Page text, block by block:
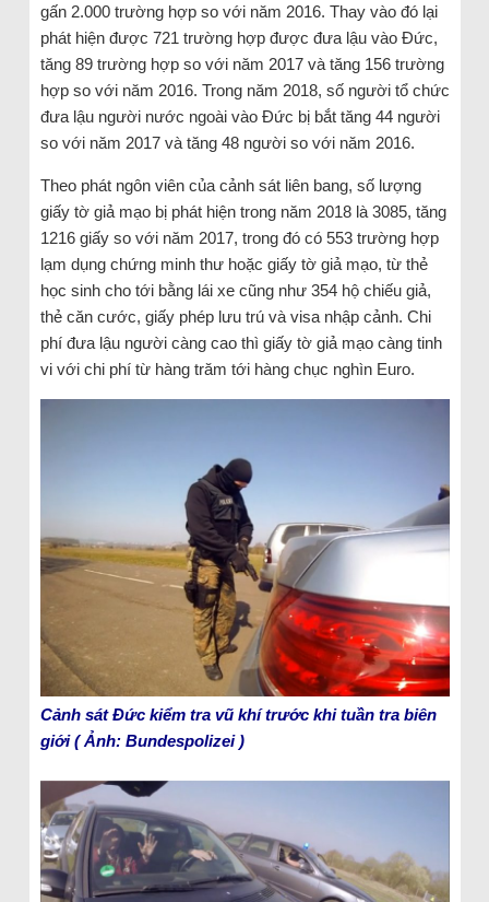
gấn 2.000 trường hợp so với năm 2016. Thay vào đó lại
phát hiện được 721 trường hợp được đưa lậu vào Đức,
tăng 89 trường hợp so với năm 2017 và tăng 156 trường
hợp so với năm 2016. Trong năm 2018, số người tổ chức
đưa lậu người nước ngoài vào Đức bị bắt tăng 44 người
so với năm 2017 và tăng 48 người so với năm 2016.
Theo phát ngôn viên của cảnh sát liên bang, số lượng
giấy tờ giả mạo bị phát hiện trong năm 2018 là 3085, tăng
1216 giấy so với năm 2017, trong đó có 553 trường hợp
lạm dụng chứng minh thư hoặc giấy tờ giả mạo, từ thẻ
học sinh cho tới bằng lái xe cũng như 354 hộ chiếu giả,
thẻ căn cước, giấy phép lưu trú và visa nhập cảnh. Chi
phí đưa lậu người càng cao thì giấy tờ giả mạo càng tinh
vi với chi phí từ hàng trăm tới hàng chục nghìn Euro.
Cảnh sát Đức kiểm tra vũ khí trước khi tuần tra biên
giới ( Ảnh: Bundespolizei )